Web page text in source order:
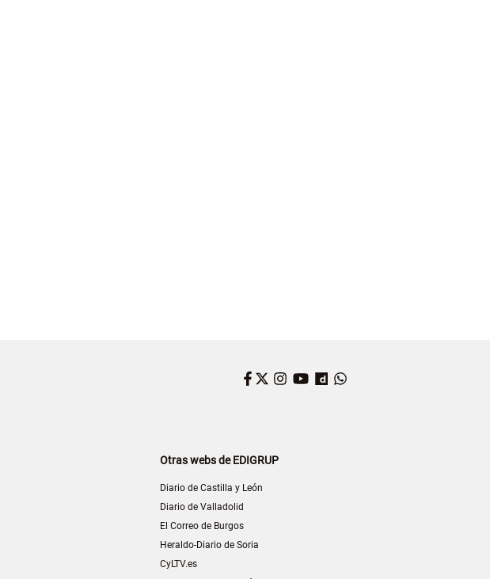
Facebook
Twitter
Instagram
YouTube
Dailymotion
Otras webs de EDIGRUP
Diario de Castilla y León
Diario de Valladolid
El Correo de Burgos
Heraldo-Diario de Soria
CyLTV.es